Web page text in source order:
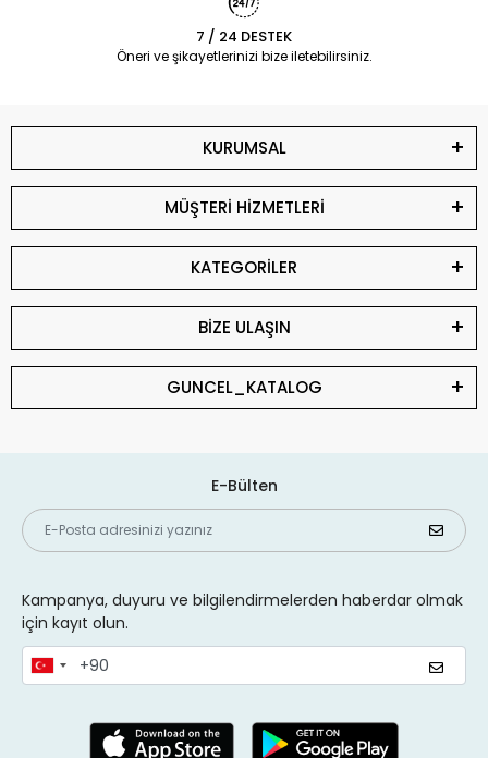
7 / 24 DESTEK
Öneri ve şikayetlerinizi bize iletebilirsiniz.
KURUMSAL
MÜŞTERİ HİZMETLERİ
KATEGORİLER
BİZE ULAŞIN
GUNCEL_KATALOG
E-Bülten
Kampanya, duyuru ve bilgilendirmelerden haberdar olmak
için kayıt olun.